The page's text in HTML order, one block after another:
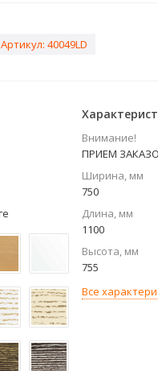
Артикул: 40049LD
Внимание!
ПРИЕМ
Ширина, мм
750
Длина, мм
1100
Высота, мм
755
Все